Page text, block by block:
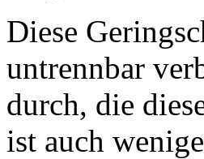
Diese
untrennbar
durch, die
ist auch